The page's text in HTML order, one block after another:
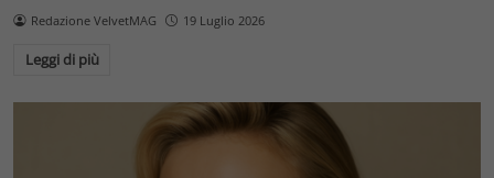
Redazione VelvetMAG 19 Luglio 2026
Leggi di più